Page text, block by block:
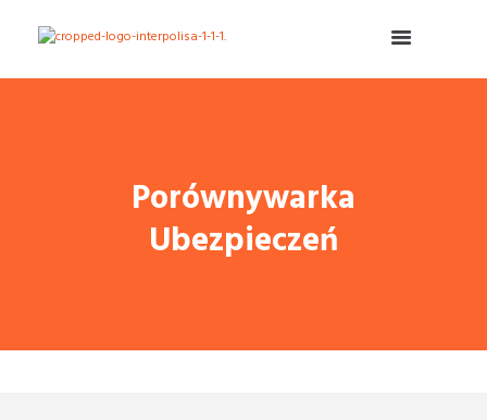
Porównywarka
Ubezpieczeń